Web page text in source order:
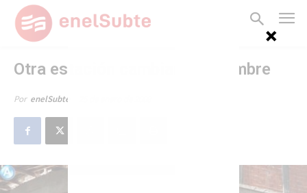
Otra estación cambiará de nombre
Por enelSubte